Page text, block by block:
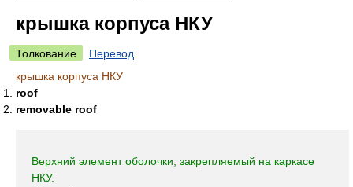
крышка корпуса НКУ
Толкование
Перевод
крышка корпуса НКУ
roof
removable roof
Верхний элемент оболочки, закрепляемый на каркасе
НКУ.